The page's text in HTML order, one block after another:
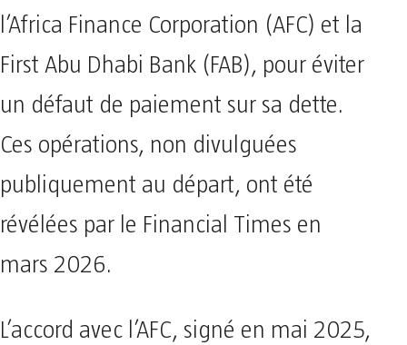
l’Africa Finance Corporation (AFC) et la
First Abu Dhabi Bank (FAB), pour éviter
un défaut de paiement sur sa dette.
Ces opérations, non divulguées
publiquement au départ, ont été
révélées par le Financial Times en
mars 2026.
L’accord avec l’AFC, signé en mai 2025,